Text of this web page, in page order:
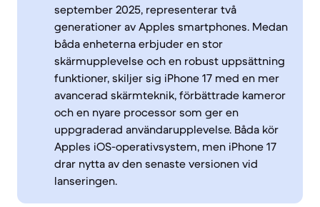
september 2025, representerar två
generationer av Apples smartphones. Medan
båda enheterna erbjuder en stor
skärmupplevelse och en robust uppsättning
funktioner, skiljer sig iPhone 17 med en mer
avancerad skärmteknik, förbättrade kameror
och en nyare processor som ger en
uppgraderad användarupplevelse. Båda kör
Apples iOS-operativsystem, men iPhone 17
drar nytta av den senaste versionen vid
lanseringen.